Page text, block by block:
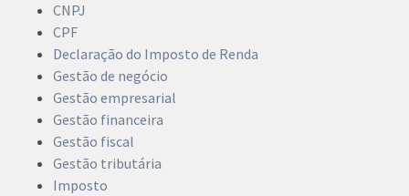
CNPJ
CPF
Declaração do Imposto de Renda
Gestão de negócio
Gestão empresarial
Gestão financeira
Gestão fiscal
Gestão tributária
Imposto